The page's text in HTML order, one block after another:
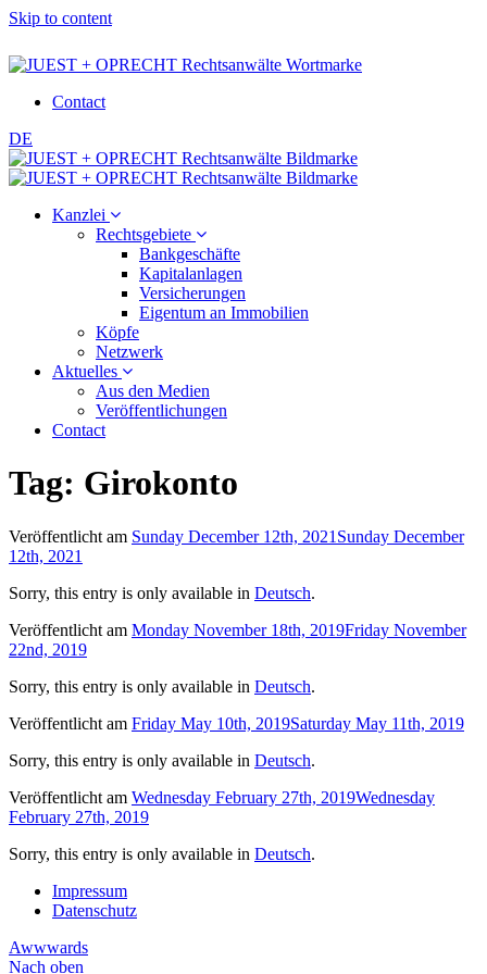
Skip to content
Contact
DE
Kanzlei
Rechtsgebiete
Bankgeschäfte
Kapitalanlagen
Versicherungen
Eigentum an Immobilien
Köpfe
Netzwerk
Aktuelles
Aus den Medien
Veröffentlichungen
Contact
Tag: Girokonto
Veröffentlicht am Sunday December 12th, 2021 Sunday December
12th, 2021
Sorry, this entry is only available in Deutsch.
Veröffentlicht am Monday November 18th, 2019Friday November
22nd, 2019
Sorry, this entry is only available in Deutsch.
Veröffentlicht am Friday May 10th, 2019Saturday May 11th, 2019
Sorry, this entry is only available in Deutsch.
Veröffentlicht am Wednesday February 27th, 2019Wednesday
February 27th, 2019
Sorry, this entry is only available in Deutsch.
Impressum
Datenschutz
Awwwards
Nach oben